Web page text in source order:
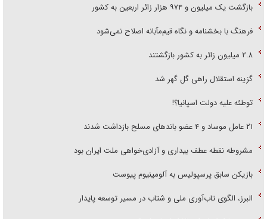
بازگشت یک میلیون و ۹۷۴ هزار زائر اربعین به کشور
فرهنگ با بخشنامه و نگاه قیم‌مآبانه اصلاح نمی‌شود
۲.۸ میلیون زائر به کشور بازگشتند
گزینه استقلال راهی گل گهر شد
توطئه علیه دولت اسپانیا؟!
۲۱ عامل موساد و ۴ عضو باند‌های مسلح بازداشت شدند
مشروطه نقطه عطف بیداری و آزادی‌خواهی ملت ایران بود
بازیکن سابق پرسپولیس به آلومینیوم پیوست
البرز، الگوی تاب‌آوری ملی و شتاب در مسیر توسعه پایدار